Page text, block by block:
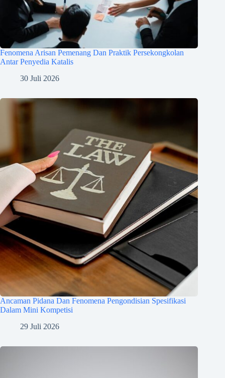
Fenomena Arisan Pemenang Dan Praktik Persekongkolan
Antar Penyedia Katalis
30 Juli 2026
Ancaman Pidana Dan Fenomena Pengondisian Spesifikasi
Dalam Mini Kompetisi
29 Juli 2026